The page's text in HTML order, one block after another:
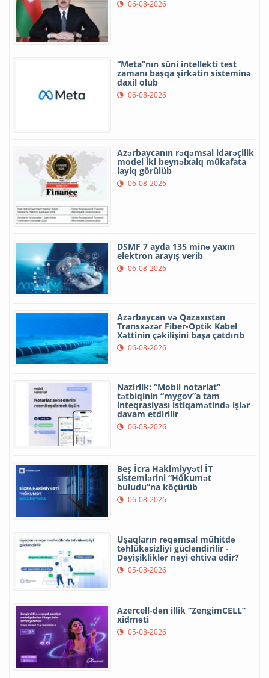
06-08-2026
“Meta”nın süni intellekti test
zamanı başqa şirkətin sisteminə
daxil olub
06-08-2026
Azərbaycanın rəqəmsal idarəçilik
model iki beynəlxalq mükafata
layiq görülüb
06-08-2026
DSMF 7 ayda 135 minə yaxın
elektron arayış verib
06-08-2026
Azərbaycan və Qazaxıstan
Transxəzər Fiber-Optik Kabel
Xəttinin çəkilişini başa çatdırıb
06-08-2026
Nazirlik: “Mobil notariat”
tətbiqinin “mygov”a tam
inteqrasiyası istiqamətində işlər
davam etdirilir
06-08-2026
Beş İcra Hakimiyyəti İT
sistemlərini “Hökumət
buludu”na köçürüb
06-08-2026
Uşaqların rəqəmsal mühitdə
təhlükəsizliyi gücləndirilir -
Dəyişikliklər nəyi ehtiva edir?
05-08-2026
Azercell-dən illik “ZengimCELL”
xidməti
05-08-2026